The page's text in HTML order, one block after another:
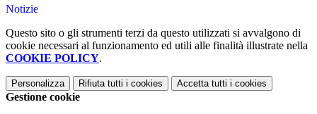
Notizie
Questo sito o gli strumenti terzi da questo utilizzati si avvalgono di
cookie necessari al funzionamento ed utili alle finalità illustrate nella
COOKIE POLICY.
Personalizza Rifiuta tutti i cookies Accetta tutti i cookies
Gestione cookie